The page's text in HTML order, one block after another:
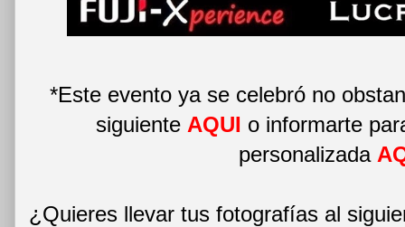
*Este evento ya se celebró no
siguiente AQUI o informarte
personalizada
¿Quieres llevar tus fotografías al